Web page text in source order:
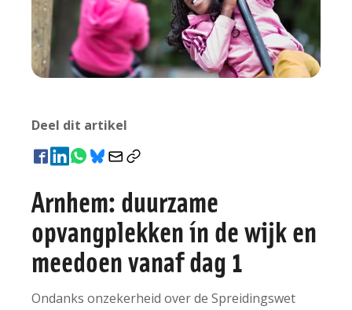
Deel dit artikel
Arnhem: duurzame
opvangplekken ín de wijk en
meedoen vanaf dag 1
Ondanks onzekerheid over de Spreidingswet